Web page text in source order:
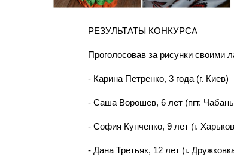
РЕЗУЛЬТАТЫ КОНКУРСА
Проголосовав за рисунки своими
- Карина Петренко, 3 года (г. Киев)
- Саша Ворошев, 6 лет (пгт.
- София Кунченко, 9 лет (г.
- Дана Третьяк, 12 лет (г.